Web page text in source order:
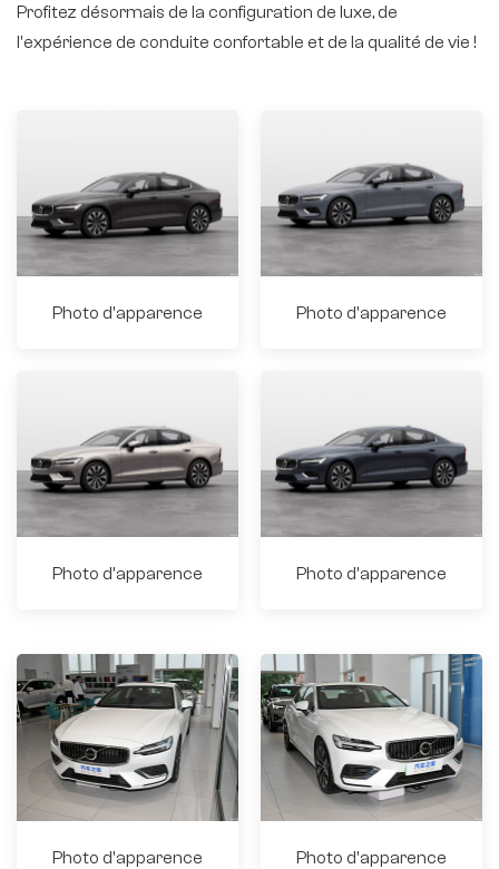
Profitez désormais de la configuration de luxe, de
l'expérience de conduite confortable et de la qualité de vie !
Photo d'apparence Photo d'apparence
Photo d'apparence Photo d'apparence
Photo d'apparence Photo d'apparence